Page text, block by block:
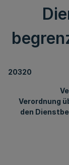
20320
Verordnung
den